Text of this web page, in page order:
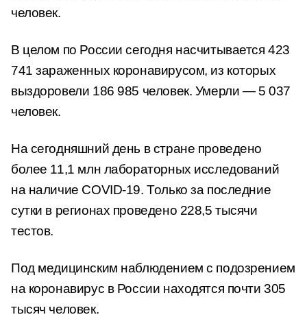
человек.
В целом по России сегодня насчитывается 423
741 зараженных коронавирусом, из которых
выздоровели 186 985 человек. Умерли — 5 037
человек.
На сегодняшний день в стране проведено
более 11,1 млн лабораторных исследований
на наличие COVID-19. Только за последние
сутки в регионах проведено 228,5 тысячи
тестов.
Под медицинским наблюдением с подозрением
на коронавирус в России находятся почти 305
тысяч человек.